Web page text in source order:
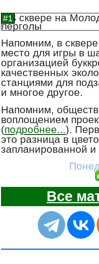
Напомним, в
место для игры в
организацией
качественных
станциями для
и многое другое.
Напомним,
воплощением
(подробнее...).
это разница в
запланированной
Все